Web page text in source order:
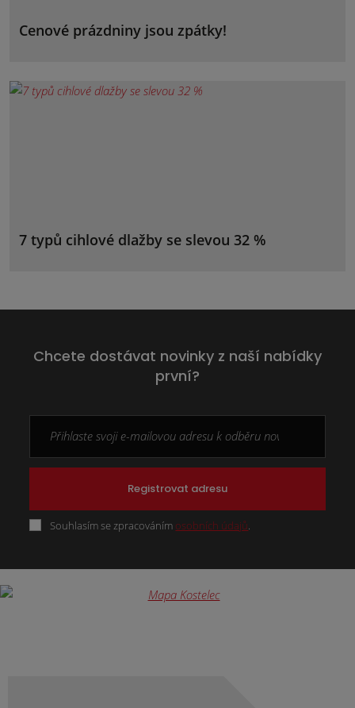
Cenové prázdniny jsou zpátky!
7 typů cihlové dlažby se slevou 32 %
Chcete dostávat novinky z naší nabídky
první?
Registrovat adresu
Souhlasím se zpracováním osobních údajů.